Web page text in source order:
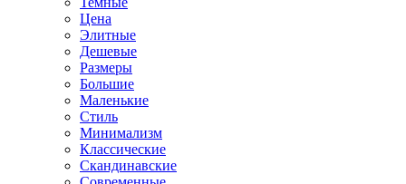
Цена
Элитные
Дешевые
Размеры
Большие
Маленькие
Стиль
Минимализм
Классические
Скандинавские